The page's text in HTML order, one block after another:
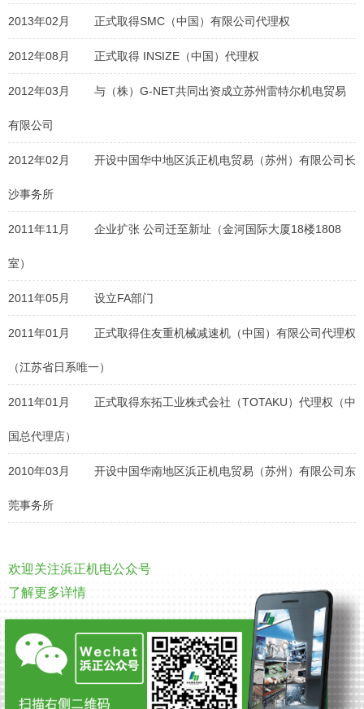
2013年02月 正式取得SMC（中国）有限公司代理权
2012年08月 正式取得 INSIZE（中国）代理权
2012年03月 与（株）G-NET共同出资成立苏州雷特尔机电贸易
有限公司
2012年02月 开设中国华中地区浜正机电贸易（苏州）有限公司长
沙事务所
2011年11月 企业扩张 公司迁至新址（金河国际大厦18楼1808
室）
2011年05月 设立FA部门
2011年01月 正式取得住友重机械减速机（中国）有限公司代理权
（江苏省日系唯一）
2011年01月 正式取得东拓工业株式会社（TOTAKU）代理权（中
国总代理店）
2010年03月 开设中国华南地区浜正机电贸易（苏州）有限公司东
莞事务所
欢迎关注浜正机电公众号
了解更多详情